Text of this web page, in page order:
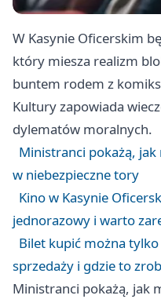
W Kasynie Oficerskim
który miesza realizm
buntem rodem z
Kultury zapowiada
dylematów moralnych.
Ministranci pokażą, jak
w niebezpieczne tory
Kino w Kasynie
jednorazowy i warto
Bilet kupić można
sprzedaży i gdzie to
Ministranci pokażą, jak